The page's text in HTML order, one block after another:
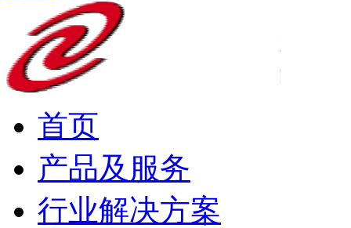
首页
产品及服务
行业解决方案